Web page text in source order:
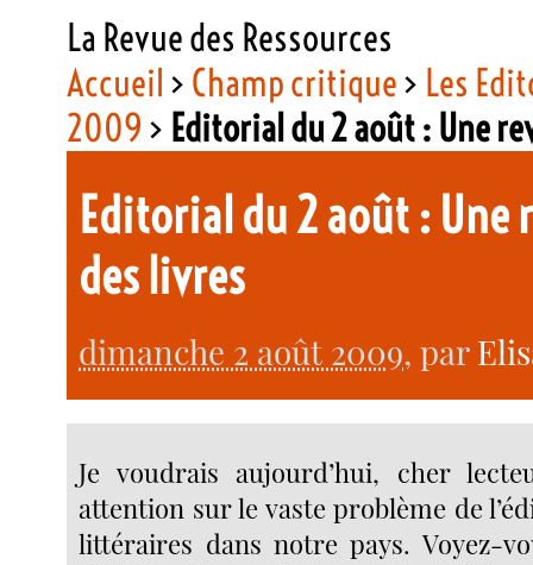
La Revue des Ressources
Accueil > Champ critique> Les
2009 > Editorial du 2 août : Une
Editorial du 2 août : Une
des livres
dimanche 2 août 2009, par
Je voudrais aujourd’hui, cher
attention sur le vaste problème de
littéraires dans notre pays. Voyez-